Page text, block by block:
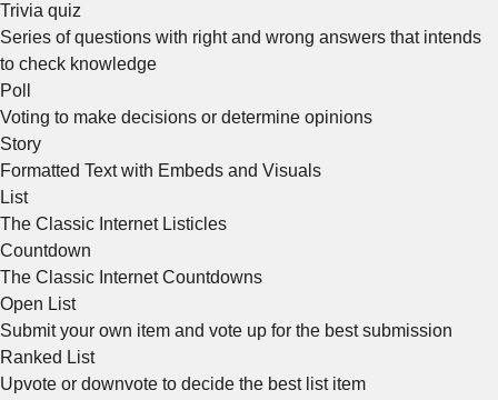
Trivia quiz
Series of questions with right and wrong answers that intends
to check knowledge
Poll
Voting to make decisions or determine opinions
Story
Formatted Text with Embeds and Visuals
List
The Classic Internet Listicles
Countdown
The Classic Internet Countdowns
Open List
Submit your own item and vote up for the best submission
Ranked List
Upvote or downvote to decide the best list item